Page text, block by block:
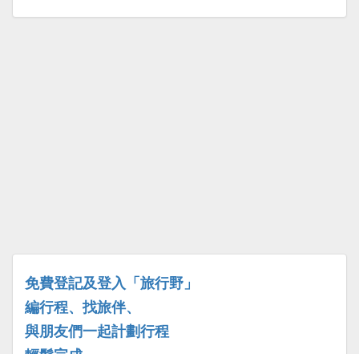
免費登記及登入「旅行野」
編行程、找旅伴、
與朋友們一起計劃行程